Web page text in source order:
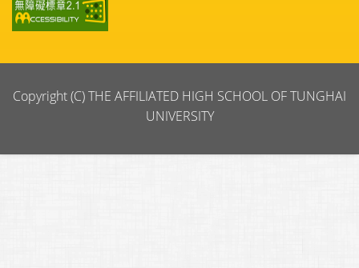
Copyright (C) THE AFFILIATED HIGH SCHOOL OF TUNGHAI
UNIVERSITY